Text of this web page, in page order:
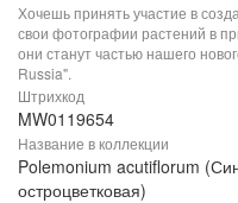
Хочешь принять участие в
свои фотографии растений в
они станут частью нашего
Russia".
Штрихкод
MW0119654
Название в коллекции
Polemonium acutiflorum
остроцветковая)